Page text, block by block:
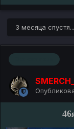
3 месяца спустя...